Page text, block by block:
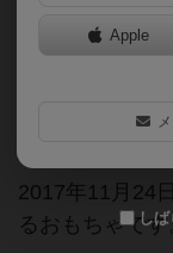
人気のおも
ドバージョ
すと、ドナル
2017年11月24
るおもちゃです
Apple
しば